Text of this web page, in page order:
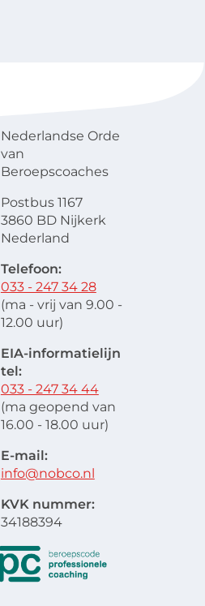
Nederlandse Orde
van
Beroepscoaches
Postbus 1167
3860 BD Nijkerk
Nederland
Telefoon:
033 - 247 34 28
(ma - vrij van 9.00 -
12.00 uur)
EIA-informatielijn
tel:
033 - 247 34 44
(ma geopend van
16.00 - 18.00 uur)
E-mail:
info@nobco.nl
KVK nummer:
34188394